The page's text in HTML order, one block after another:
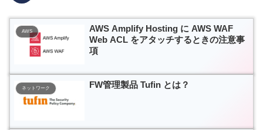
AWS
AWS Amplify Hosting に AWS WAF
Web ACL をアタッチするときの注意事
項
ネットワーク FW管理製品 Tufin とは？